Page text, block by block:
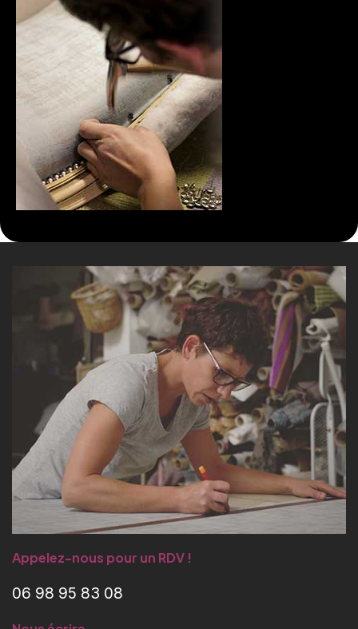
Appelez-nous pour un RDV !
06 98 95 83 08